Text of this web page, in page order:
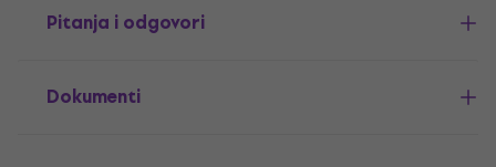
Pitanja i odgovori
Dokumenti